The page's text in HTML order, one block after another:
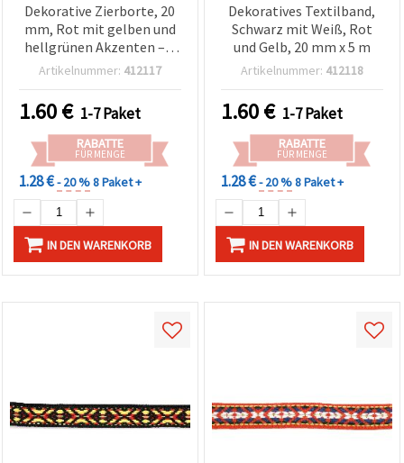
Dekorative Zierborte, 20
mm, Rot mit gelben und
hellgrünen Akzenten – 5
Meter
Artikelnummer: 412117
1.60€ 1-7 Paket
RABATTE
FÜR MENGE
1.28 €- 20 %8 Paket +
IN DEN WARENKORB
Dekoratives Textilband,
Schwarz mit Weiß, Rot
und Gelb, 20 mm x 5 m
Artikelnummer: 412118
1.60€ 1-7 Paket
RABATTE
FÜR MENGE
1.28 €- 20 %8 Paket +
IN DEN WARENKORB